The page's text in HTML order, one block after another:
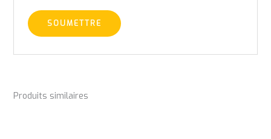
Produits similaires